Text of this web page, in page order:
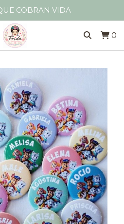
COBRAN VIDA
0